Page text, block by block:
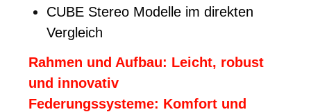
CUBE Stereo Modelle im direkten
Vergleich
Rahmen und Aufbau: Leicht, robust
und innovativ
Federungssysteme: Komfort und